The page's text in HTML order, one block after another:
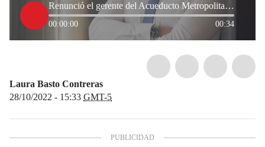
Renunció el gerente del Acueducto Metropolitano de Bucaramanga
00:00:00 00:34
Laura Basto Contreras
28/10/2022 - 15:33 GMT-5